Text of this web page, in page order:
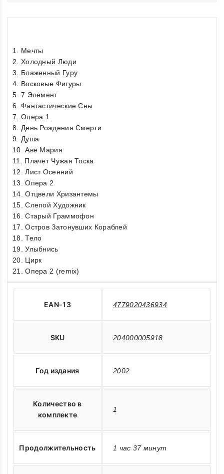
1. Мечты
2. Холодный Люди
3. Блаженный Гуру
4. Восковые Фигуры
5. 7 Элемент
6. Фантастические Сны
7. Опера 1
8. День Рождения Смерти
9. Душа
10. Аве Мария
11. Плачет Чужая Тоска
12. Лист Осенний
13. Опера 2
14. Отцвели Хризантемы
15. Слепой Художник
16. Старый Граммофон
17. Остров Затонувших Кораблей
18. Тело
19. Улыбнись
20. Цирк
21. Опера 2 (remix)
EAN-13 4779020436934
SKU 204000005918
Год издания 2002
Количество в
комплекте
1
Продолжительность 1 час 37 минут